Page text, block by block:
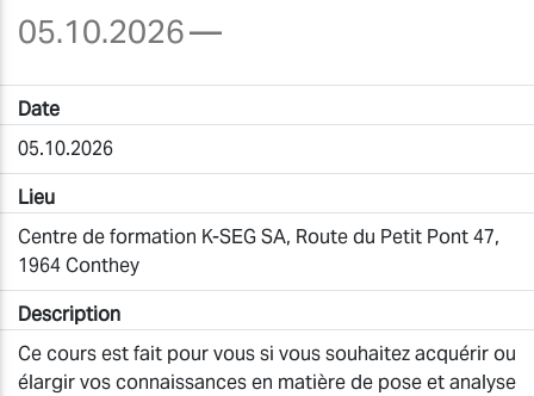
05.10.2026—
Date
05.10.2026
Lieu
Centre de formation K-SEG SA, Route du Petit Pont 47,
1964 Conthey
Description
Ce cours est fait pour vous si vous souhaitez acquérir ou
élargir vos connaissances en matière de pose et analyse